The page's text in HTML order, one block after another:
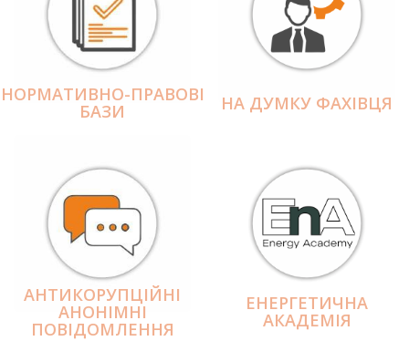
НОРМАТИВНО-ПРАВОВІ
БАЗИ НА ДУМКУ ФАХІВЦЯ
АНТИКОРУПЦІЙНІ
АНОНІМНІ
ПОВІДОМЛЕННЯ
ЕНЕРГЕТИЧНА
АКАДЕМІЯ